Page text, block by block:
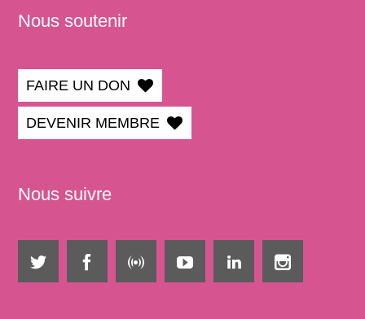
Nous soutenir
FAIRE UN DON
DEVENIR MEMBRE
Nous suivre